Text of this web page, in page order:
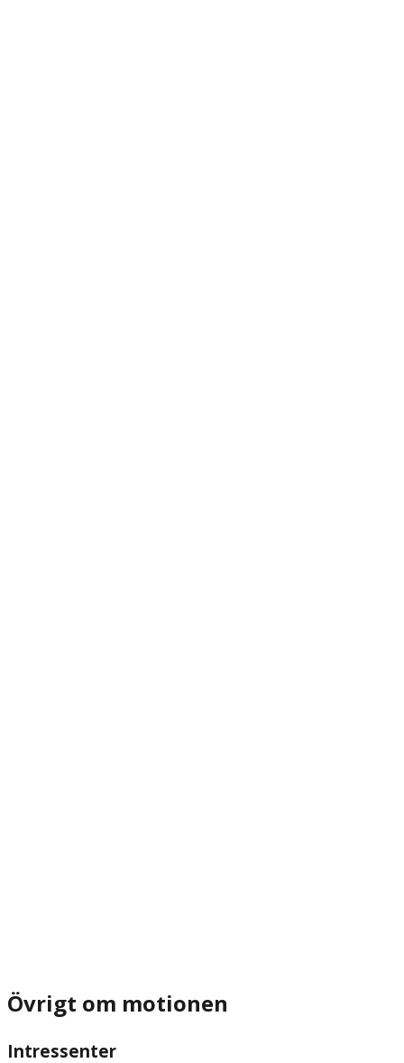
Övrigt om motionen
Intressenter